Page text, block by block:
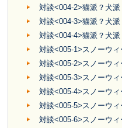
対談<004-2>猫派？犬派
対談<004-3>猫派？犬派
対談<004-4>猫派？犬派
対談<005-1>スノーウィ
対談<005-2>スノーウィ
対談<005-3>スノーウィ
対談<005-4>スノーウィ
対談<005-5>スノーウィ
対談<005-6>スノーウィ